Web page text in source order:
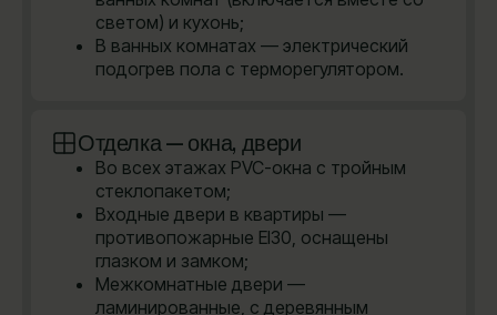
светом) и кухонь;
В ванных комнатах — электрический
подогрев пола с терморегулятором.
Отделка — окна, двери
Во всех этажах PVC-окна с тройным
стеклопакетом;
Входные двери в квартиры —
противопожарные EI30, оснащены
глазком и замком;
Межкомнатные двери —
ламинированные, с деревянным